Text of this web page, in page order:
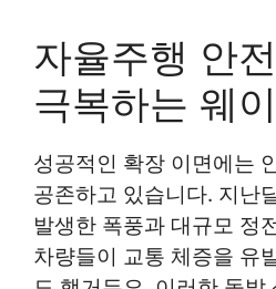
자율주행 안
극복하는 웨
성공적인 확장 이면에는
공존하고 있습니다. 지난
발생한 폭풍과 대규모 정
차량들이 교통 체증을 유